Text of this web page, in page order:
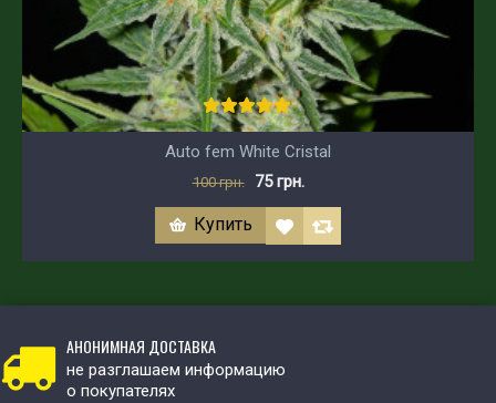
Auto fem White Cristal
100 грн. 75 грн.
Купить
АНОНИМНАЯ ДОСТАВКА
не разглашаем информацию
о покупателях